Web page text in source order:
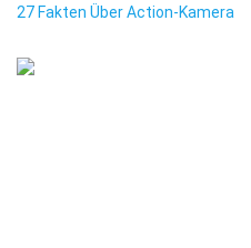
27 Fakten Über Action-Kamera